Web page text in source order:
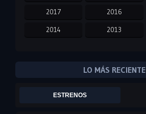
2017 2016
2014 2013
2007
LO MÁS RECIENTE
ESTRENOS